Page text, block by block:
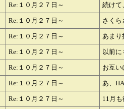
Re:１０月２７日～ 続けて
Re:１０月２７日～ さく
Re:１０月２７日～ あま
Re:１０月２７日～ 以前
Re:１０月２７日～ お互
Re:１０月２７日～ あ、
Re:１０月２７日～ 11月